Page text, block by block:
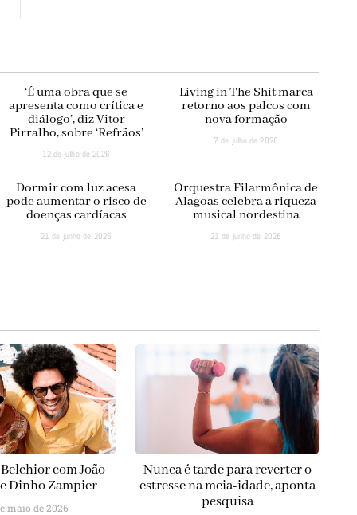
‘É uma obra que se
apresenta como crítica e
diálogo’, diz Vitor
Pirralho, sobre ‘Refrãos’
12 de julho de 2026
Living in The Shit marca
retorno aos palcos com
nova formação
7 de julho de 2026
Dormir com luz acesa
pode aumentar o risco de
doenças cardíacas
21 de junho de 2026
Orquestra Filarmônica de
Alagoas celebra a riqueza
musical nordestina
21 de junho de 2026
com João
Dinho Zampier
maio de 2026
Nunca é tarde para reverter o
estresse na meia-idade, aponta
pesquisa